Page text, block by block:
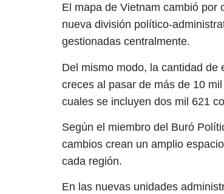
El mapa de Vietnam cambió por
nueva división político-
gestionadas centralmente.
Del mismo modo, la cantidad de
creces al pasar de más de 10
cuales se incluyen dos mil 621
Según el miembro del Buró
cambios crean un amplio
cada región.
En las nuevas unidades